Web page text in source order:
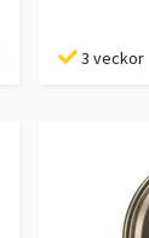
3 veckor